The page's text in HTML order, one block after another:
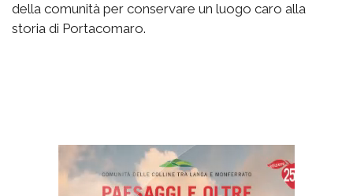
della comunità per conservare un luogo caro alla
storia di Portacomaro.